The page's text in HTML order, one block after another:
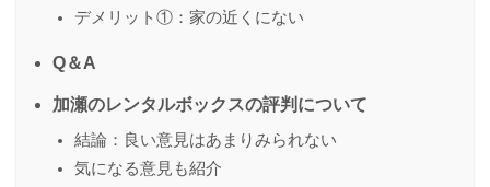
デメリット①：家の近くにない
Q＆A
加瀬のレンタルボックスの評判について
結論：良い意見はあまりみられない
気になる意見も紹介